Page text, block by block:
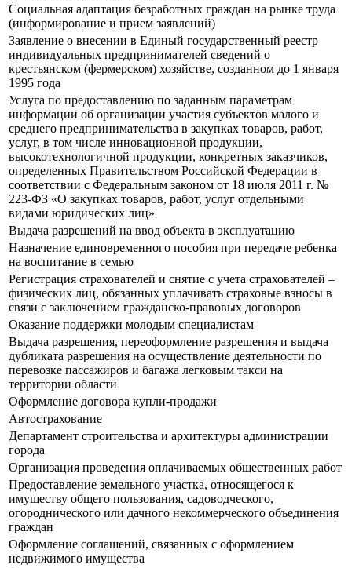
Социальная адаптация безработных граждан на рынке труда
(информирование и прием заявлений)
Заявление о внесении в Единый государственный реестр
индивидуальных предпринимателей сведений о
крестьянском (фермерском) хозяйстве, созданном до 1 января
1995 года
Услуга по предоставлению по заданным параметрам
информации об организации участия субъектов малого и
среднего предпринимательства в закупках товаров, работ,
услуг, в том числе инновационной продукции,
высокотехнологичной продукции, конкретных заказчиков,
определенных Правительством Российской Федерации в
соответствии с Федеральным законом от 18 июля 2011 г. №
223-ФЗ «О закупках товаров, работ, услуг отдельными
видами юридических лиц»
Выдача разрешений на ввод объекта в эксплуатацию
Назначение единовременного пособия при передаче ребенка
на воспитание в семью
Регистрация страхователей и снятие с учета страхователей –
физических лиц, обязанных уплачивать страховые взносы в
связи с заключением гражданско-правовых договоров
Оказание поддержки молодым специалистам
Выдача разрешения, переоформление разрешения и выдача
дубликата разрешения на осуществление деятельности по
перевозке пассажиров и багажа легковым такси на
территории области
Оформление договора купли-продажи
Автострахование
Департамент строительства и архитектуры администрации
города
Организация проведения оплачиваемых общественных работ
Предоставление земельного участка, относящегося к
имуществу общего пользования, садоводческого,
огороднического или дачного некоммерческого объединения
граждан
Оформление соглашений, связанных с оформлением
недвижимого имущества